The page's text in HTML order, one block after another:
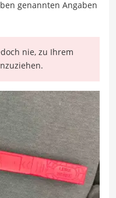
genannten Angaben
nie, zu Ihrem